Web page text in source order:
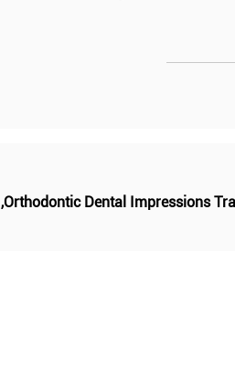
Orthodontic Dental Impressions
,